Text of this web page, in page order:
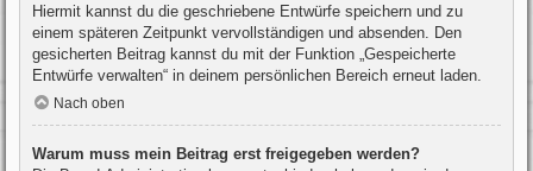
Hiermit kannst du die geschriebene Entwürfe speichern und zu
einem späteren Zeitpunkt vervollständigen und absenden. Den
gesicherten Beitrag kannst du mit der Funktion „Gespeicherte
Entwürfe verwalten“ in deinem persönlichen Bereich erneut laden.
Nach oben
Warum muss mein Beitrag erst freigegeben werden?